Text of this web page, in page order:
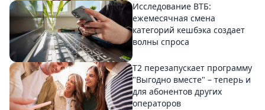
Исследование ВТБ:
ежемесячная смена
категорий кешбэка создает
волны спроса
Т2 перезапускает программу
"Выгодно вместе" – теперь и
для абонентов других
операторов